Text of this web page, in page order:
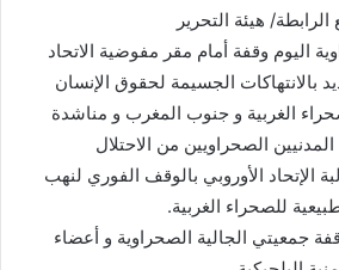
هيئة التحرير
اليوم وقفة أمام مقر مفوضية الاتحاد
بالانتهاكات الجسيمة لحقوق الإنسان
الغربية و جنوب المغرب و مناشدة
المدنيين الصحراويين من الاحتلال
الإتحاد الأوروبي بالوقف الفوري لنهب
للصحراء الغربية.
جمعيتي الجالية الصحراوية و أعضاء